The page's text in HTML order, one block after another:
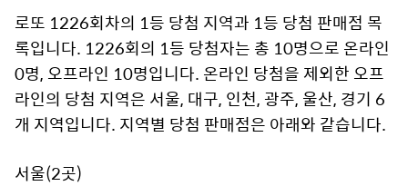
로또 1226회차의 1등 당첨 지역과 1등 당첨 판매점 목
록입니다. 1226회의 1등 당첨자는 총 10명으로 온라인
0명, 오프라인 10명입니다. 온라인 당첨을 제외한 오프
라인의 당첨 지역은 서울, 대구, 인천, 광주, 울산, 경기 6
개 지역입니다. 지역별 당첨 판매점은 아래와 같습니다.
서울(2곳)